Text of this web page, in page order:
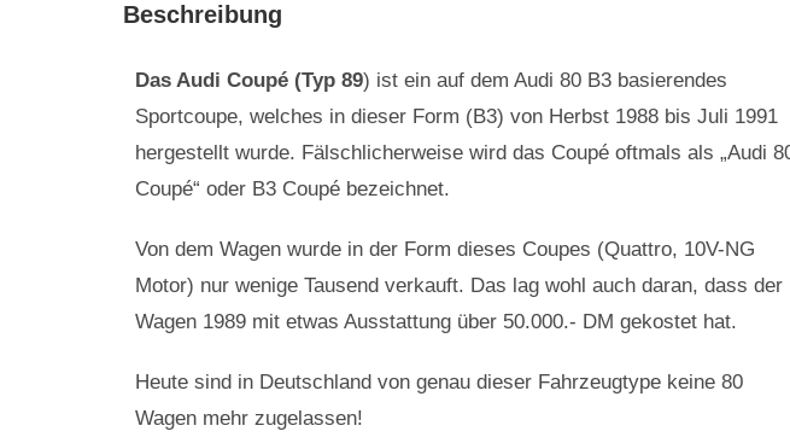
Beschreibung
Das Audi Coupé (Typ 89) ist ein auf dem Audi 80 B3 basierendes
Sportcoupe, welches in dieser Form (B3) von Herbst 1988 bis Juli 1991
hergestellt wurde. Fälschlicherweise wird das Coupé oftmals als „Audi
Coupé“ oder B3 Coupé bezeichnet.
Von dem Wagen wurde in der Form dieses Coupes (Quattro, 10V-NG
Motor) nur wenige Tausend verkauft. Das lag wohl auch daran, dass der
Wagen 1989 mit etwas Ausstattung über 50.000.- DM gekostet hat.
Heute sind in Deutschland von genau dieser Fahrzeugtype keine 80
Wagen mehr zugelassen!